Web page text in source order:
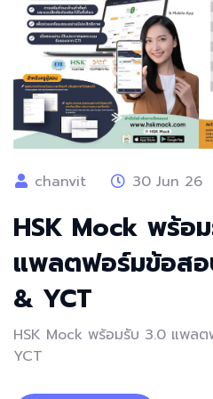
chanvit 30 Jun 26
HSK Mock พร้อ
แพลตฟอร์มข้อสอ
& YCT
HSK Mock พร้อมรับ 3.0 แพล
YCT